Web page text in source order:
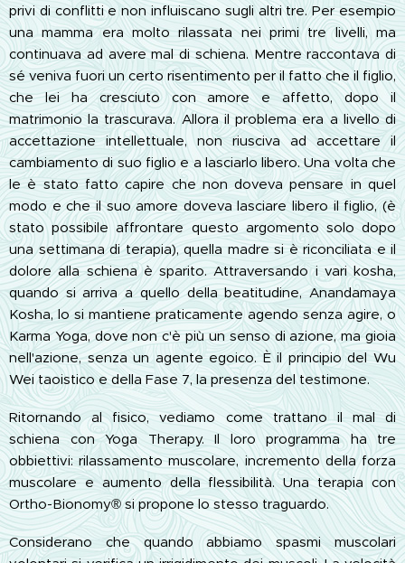
privi di conflitti e non influiscano sugli altri tre. Per esempio
una mamma era molto rilassata nei primi tre livelli, ma
continuava ad avere mal di schiena. Mentre raccontava di
sé veniva fuori un certo risentimento per il fatto che il figlio,
che lei ha cresciuto con amore e affetto, dopo il
matrimonio la trascurava. Allora il problema era a livello di
accettazione intellettuale, non riusciva ad accettare il
cambiamento di suo figlio e a lasciarlo libero. Una volta che
le è stato fatto capire che non doveva pensare in quel
modo e che il suo amore doveva lasciare libero il figlio, (è
stato possibile affrontare questo argomento solo dopo
una settimana di terapia), quella madre si è riconciliata e il
dolore alla schiena è sparito. Attraversando i vari kosha,
quando si arriva a quello della beatitudine, Anandamaya
Kosha, lo si mantiene praticamente agendo senza agire, o
Karma Yoga, dove non c'è più un senso di azione, ma gioia
nell'azione, senza un agente egoico. È il principio del Wu
Wei taoistico e della Fase 7, la presenza del testimone.
Ritornando al fisico, vediamo come trattano il mal di
schiena con Yoga Therapy. Il loro programma ha tre
obbiettivi: rilassamento muscolare, incremento della forza
muscolare e aumento della flessibilità. Una terapia con
Ortho-Bionomy® si propone lo stesso traguardo.
Considerano che quando abbiamo spasmi muscolari